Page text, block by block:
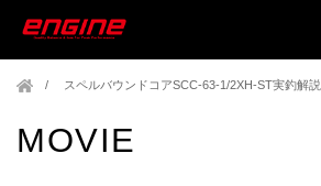
スペルバウンドコアSCC-63-1/2XH-ST実釣解説
MOVIE